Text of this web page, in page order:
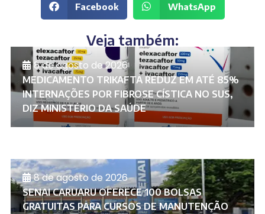
Facebook WhatsApp
Veja também:
8 de agosto de 2026
MEDICAMENTO TRIKAFTA REDUZ EM ATÉ 85%
INTERNAÇÕES POR FIBROSE CÍSTICA NO SUS,
DIZ MINISTÉRIO DA SAÚDE
8 de agosto de 2026
SENAI CARUARU OFERECE 100 BOLSAS
GRATUITAS PARA CURSOS DE MANUTENÇÃO